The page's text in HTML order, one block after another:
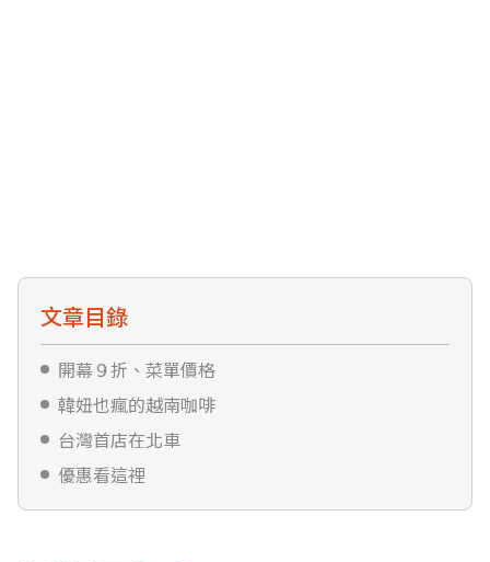
文章目錄
開幕９折、菜單價格
韓妞也瘋的越南咖啡
台灣首店在北車
優惠看這裡